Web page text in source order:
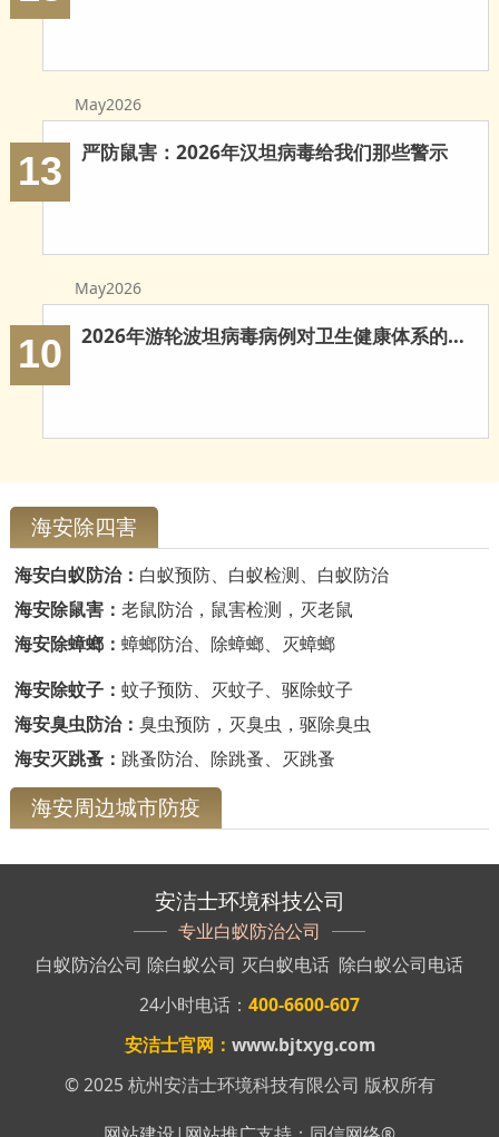
May2026
13 严防鼠害：2026年汉坦病毒给我们那些警示
May2026
10 2026年游轮波坦病毒病例对卫生健康体系的多重启示
海安除四害
海安白蚁防治： 白蚁预防、白蚁检测、白蚁防治
海安除鼠害： 老鼠防治，鼠害检测，灭老鼠
海安除蟑螂： 蟑螂防治、除蟑螂、灭蟑螂
海安除蚊子： 蚊子预防、灭蚊子、驱除蚊子
海安臭虫防治： 臭虫预防，灭臭虫，驱除臭虫
海安灭跳蚤： 跳蚤防治、除跳蚤、灭跳蚤
海安周边城市防疫
安洁士环境科技公司
专业白蚁防治公司
白蚁防治公司 除白蚁公司 灭白蚁电话 除白蚁公司电话
24小时电话： 400-6600-607
安洁士官网： www.bjtxyg.com
© 2025 杭州安洁士环境科技有限公司 版权所有